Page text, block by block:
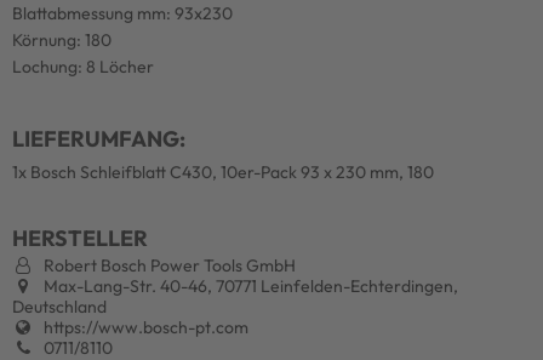
Blattabmessung mm: 93x230
Körnung: 180
Lochung: 8 Löcher
LIEFERUMFANG:
1x Bosch Schleifblatt C430, 10er-Pack 93 x 230 mm, 180
HERSTELLER
Robert Bosch Power Tools GmbH
Max-Lang-Str. 40-46, 70771 Leinfelden-Echterdingen,
Deutschland
https://www.bosch-pt.com
0711/8110